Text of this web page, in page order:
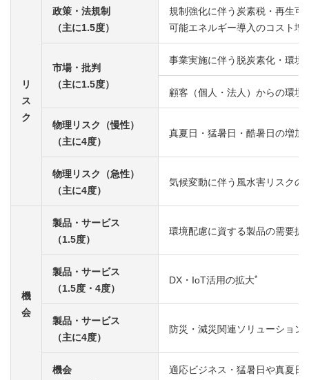
リ
ス
ク
政策・法規制
（主に1.5度）
規制強化に伴う炭素税・再生可
可能エネルギー導入のコスト増
市場・批判
（主に1.5度）
事業実施に伴う脱炭素化・環境
顧客（個人・法人）からの環境
物理リスク（慢性）
（主に4度）
真夏日・猛暑日・酷暑日の増加
物理リスク（急性）
（主に4度）
気候変動に伴う風水害リスクの
機
会
製品・サービス
（1.5度）
環境配慮に資する製品の需要拡
製品・サービス
（1.5度・4度）
DX・IoT活用の拡大*
製品・サービス
（主に4度）
防災・減災関連ソリューション
機会
適応ビジネス・猛暑日や真夏日